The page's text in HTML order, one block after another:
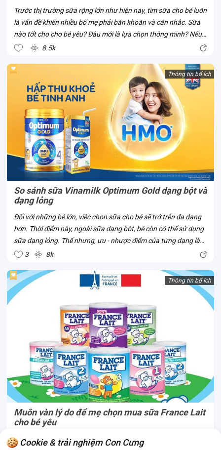
Trước thị trường sữa rộng lớn như hiện nay, tìm sữa cho bé luôn
là vấn đề khiến nhiều bố mẹ phải băn khoăn và cân nhắc. Sữa
nào tốt cho cho bé yêu? Đâu mới là lựa chọn thông minh? Nếu
bố mẹ đã và đang có cùng thắc mắc này, cùng Con Cưng thử
8.5k
Thông tin bổ ích
So sánh sữa Vinamilk Optimum Gold dạng bột và
dạng lỏng
Đối với những bé lớn, việc chọn sữa cho bé sẽ trở trên đa dạng
hơn. Thời điểm này, ngoài sữa dạng bột, bé còn có thể sử dụng
sữa dạng lỏng. Thế nhưng, ưu - nhược điểm của từng dạng là
gì? Ba mẹ hãy cùng Con Cưng so sánh thông qua dòng sữa
3 8k
Thông tin bổ ích
Muôn vàn lý do để mẹ chọn mua sữa France Lait
cho bé yêu
Là thương hiệu sản xuất sữa cho bé yêu lâu đời từ Pháp, sữa
Cookie & trải nghiệm Con Cưng